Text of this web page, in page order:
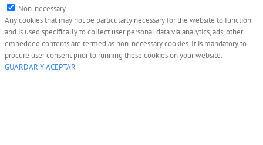
Non-necessary
Any cookies that may not be particularly necessary for the website to function
and is used specifically to collect user personal data via analytics, ads, other
embedded contents are termed as non-necessary cookies. It is mandatory to
procure user consent prior to running these cookies on your website.
GUARDAR Y ACEPTAR